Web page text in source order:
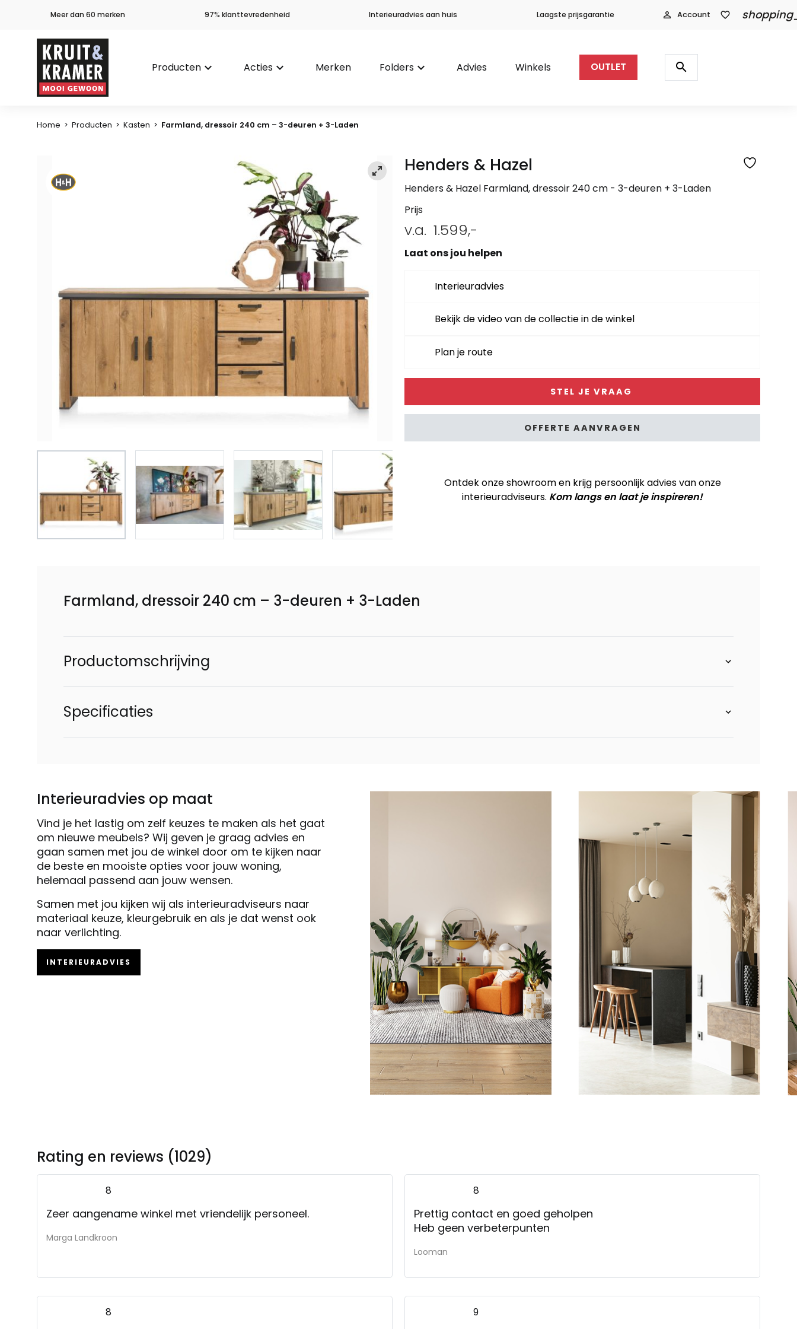
Meer dan 60 merken 97% klanttevredenheid Interieuradvies aan huis Laagste prijsgarantie person_outline Account favorite_border
Producten keyboard_arrow_down Acties keyboard_arrow_down Merken Folders keyboard_arrow_down Advies Winkels OUTLET
Producten
zoeken
search
Home > Producten > Kasten > Farmland, dressoir 240 cm – 3-deuren + 3-Laden
Henders & Hazel
Henders & Hazel Farmland, dressoir 240 cm - 3-deuren + 3-Laden
Prijs
v.a. 1.599,-
Laat ons jou helpen
Interieuradvies
Bekijk de video van de collectie in de winkel
Plan je route
STEL JE VRAAG
OFFERTE AANVRAGEN
Ontdek onze showroom en krijg persoonlijk advies van onze
interieuradviseurs. Kom langs en laat je inspireren!
Farmland, dressoir 240 cm – 3-deuren + 3-Laden
Productomschrijving
Specificaties
Interieuradvies op maat
Vind je het lastig om zelf keuzes te maken als het gaat
om nieuwe meubels? Wij geven je graag advies en
gaan samen met jou de winkel door om te kijken naar
de beste en mooiste opties voor jouw woning,
helemaal passend aan jouw wensen.
Samen met jou kijken wij als interieuradviseurs naar
materiaal keuze, kleurgebruik en als je dat wenst ook
naar verlichting.
INTERIEURADVIES
Rating en reviews (1029)
8
Zeer aangename winkel met vriendelijk personeel.
Marga Landkroon
8
Prettig contact en goed geholpen
Heb geen verbeterpunten
Looman
8 9